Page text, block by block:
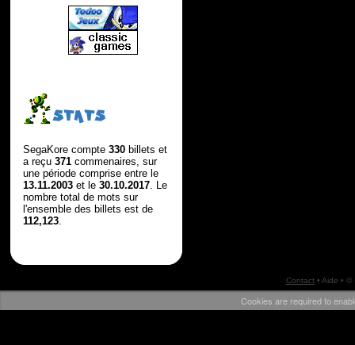
STATS
SegaKore compte 330billets et
a reçu 371commenaires, sur
une période comprise entre le
13.11.2003et le 30.10.2017. Le
nombre total de mots sur
l'ensemble des billets est de
112,123.
Contact• Aide • ©
Cookies are required to